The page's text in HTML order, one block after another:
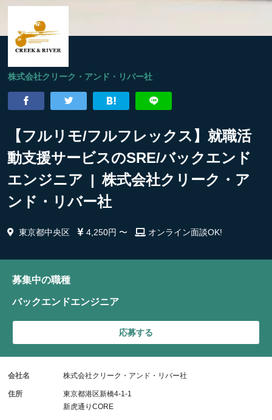
株式会社クリーク・アンド・リバー社
【フルリモ/フルフレックス】就職活
動支援サービスのSRE/バックエンド
エンジニア | 株式会社クリーク・ア
ンド・リバー社
東京都中央区 4,250円 〜 オンライン面談OK!
募集中の職種
バックエンドエンジニア
応募する
会社名 株式会社クリーク・アンド・リバー社
住所
東京都港区新橋4-1-1
新虎通りCORE